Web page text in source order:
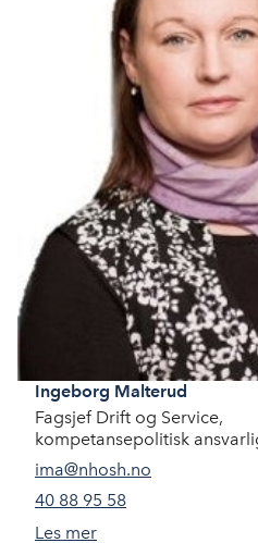
Ingeborg Malterud
Fagsjef Drift og Service,
kompetansepolitisk
ima@nhosh.no
40 88 95 58
Les mer